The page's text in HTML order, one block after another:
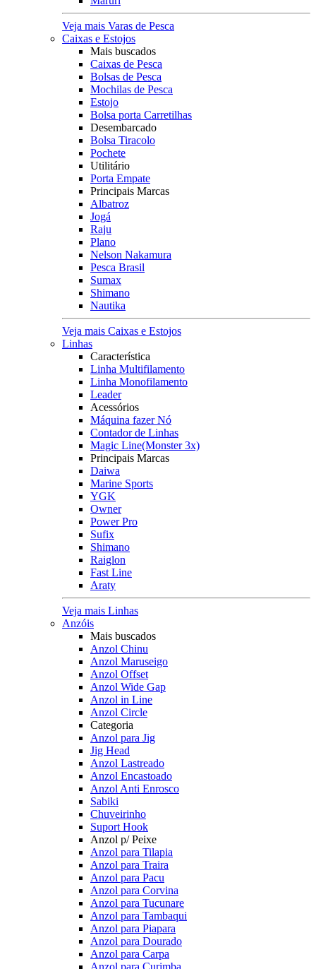
Veja mais Varas de Pesca
Caixas e Estojos
Mais buscados
Caixas de Pesca
Bolsas de Pesca
Mochilas de Pesca
Estojo
Bolsa porta Carretilhas
Desembarcado
Bolsa Tiracolo
Pochete
Utilitário
Porta Empate
Principais Marcas
Albatroz
Jogá
Raju
Plano
Nelson Nakamura
Pesca Brasil
Sumax
Shimano
Nautika
Veja mais Caixas e Estojos
Linhas
Característica
Linha Multifilamento
Linha Monofilamento
Leader
Acessórios
Máquina fazer Nó
Contador de Linhas
Magic Line(Monster 3x)
Principais Marcas
Daiwa
Marine Sports
YGK
Owner
Power Pro
Sufix
Shimano
Raiglon
Fast Line
Araty
Veja mais Linhas
Anzóis
Mais buscados
Anzol Chinu
Anzol Maruseigo
Anzol Offset
Anzol Wide Gap
Anzol in Line
Anzol Circle
Categoria
Anzol para Jig
Jig Head
Anzol Lastreado
Anzol Encastoado
Anzol Anti Enrosco
Sabiki
Chuveirinho
Suport Hook
Anzol p/ Peixe
Anzol para Tilapia
Anzol para Traira
Anzol para Pacu
Anzol para Corvina
Anzol para Tucunare
Anzol para Tambaqui
Anzol para Piapara
Anzol para Dourado
Anzol para Carpa
Anzol para Curimba